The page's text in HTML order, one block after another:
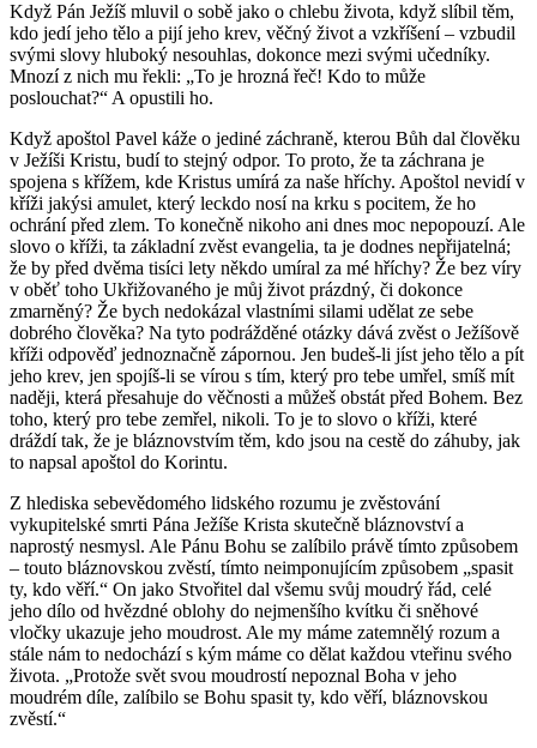
Když Pán Ježíš mluvil o sobě jako o chlebu života, když slíbil těm,
kdo jedí jeho tělo a pijí jeho krev, věčný život a vzkříšení – vzbudil
svými slovy hluboký nesouhlas, dokonce mezi svými učedníky.
Mnozí z nich mu řekli: „To je hrozná řeč! Kdo to může
poslouchat?“ A opustili ho.
Když apoštol Pavel káže o jediné záchraně, kterou Bůh dal člověku
v Ježíši Kristu, budí to stejný odpor. To proto, že ta záchrana je
spojena s křížem, kde Kristus umírá za naše hříchy. Apoštol nevidí v
kříži jakýsi amulet, který leckdo nosí na krku s pocitem, že ho
ochrání před zlem. To konečně nikoho ani dnes moc nepopouzí. Ale
slovo o kříži, ta základní zvěst evangelia, ta je dodnes nepřijatelná;
že by před dvěma tisíci lety někdo umíral za mé hříchy? Že bez víry
v oběť toho Ukřižovaného je můj život prázdný, či dokonce
zmarněný? Že bych nedokázal vlastními silami udělat ze sebe
dobrého člověka? Na tyto podrážděné otázky dává zvěst o Ježíšově
kříži odpověď jednoznačně zápornou. Jen budeš-li jíst jeho tělo a pít
jeho krev, jen spojíš-li se vírou s tím, který pro tebe umřel, smíš mít
naději, která přesahuje do věčnosti a můžeš obstát před Bohem. Bez
toho, který pro tebe zemřel, nikoli. To je to slovo o kříži, které
dráždí tak, že je bláznovstvím těm, kdo jsou na cestě do záhuby, jak
to napsal apoštol do Korintu.
Z hlediska sebevědomého lidského rozumu je zvěstování
vykupitelské smrti Pána Ježíše Krista skutečně bláznovství a
naprostý nesmysl. Ale Pánu Bohu se zalíbilo právě tímto způsobem
– touto bláznovskou zvěstí, tímto neimponujícím způsobem „spasit
ty, kdo věří.“ On jako Stvořitel dal všemu svůj moudrý řád, celé
jeho dílo od hvězdné oblohy do nejmenšího kvítku či sněhové
vločky ukazuje jeho moudrost. Ale my máme zatemnělý rozum a
stále nám to nedochází s kým máme co dělat každou vteřinu svého
života. „Protože svět svou moudrostí nepoznal Boha v jeho
moudrém díle, zalíbilo se Bohu spasit ty, kdo věří, bláznovskou
zvěstí.“